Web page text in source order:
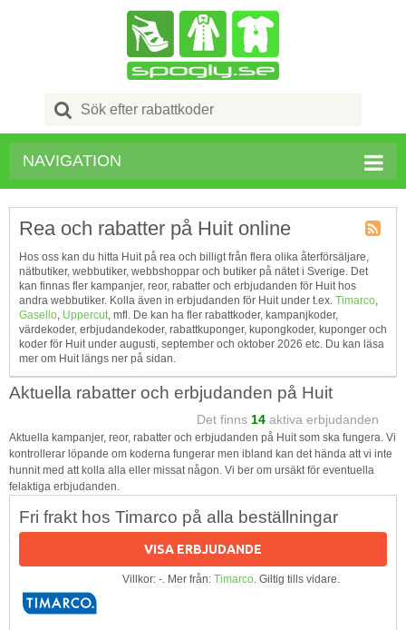
Search
for:
NAVIGATION
Tagg
Rea och rabatter på Huit online
Hos oss kan du hitta Huit på rea och billigt från flera olika återförsäljare,
nätbutiker, webbutiker, webbshoppar och butiker på nätet i Sverige. Det
kan finnas fler kampanjer, reor, rabatter och erbjudanden för Huit hos
andra webbutiker. Kolla även in erbjudanden för Huit under t.ex. Timarco,
Gasello, Uppercut, mfl. De kan ha fler rabattkoder, kampanjkoder,
värdekoder, erbjudandekoder, rabattkuponger, kupongkoder, kuponger och
koder för Huit under augusti, september och oktober 2026 etc. Du kan läsa
mer om Huit längs ner på sidan.
Aktuella rabatter och erbjudanden på Huit
Det finns 14 aktiva erbjudanden
Aktuella kampanjer, reor, rabatter och erbjudanden på Huit som ska fungera. Vi
kontrollerar löpande om koderna fungerar men ibland kan det hända att vi inte
hunnit med att kolla alla eller missat någon. Vi ber om ursäkt för eventuella
felaktiga erbjudanden.
Fri frakt hos Timarco på alla beställningar
VISA ERBJUDANDE
Villkor: -. Mer från: Timarco. Giltig tills vidare.